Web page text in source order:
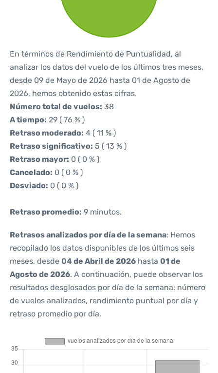
En términos de Rendimiento de Puntualidad, al
analizar los datos del vuelo de los últimos tres meses,
desde 09 de Mayo de 2026 hasta 01 de Agosto de
2026, hemos obtenido estas cifras.
Número total de vuelos: 38
A tiempo: 29 ( 76 % )
Retraso moderado: 4 ( 11 % )
Retraso significativo: 5 ( 13 % )
Retraso mayor: 0 ( 0 % )
Cancelado: 0 ( 0 % )
Desviado: 0 ( 0 % )
Retraso promedio: 9 minutos.
Retrasos analizados por día de la semana: Hemos
recopilado los datos disponibles de los últimos seis
meses, desde 04 de Abril de 2026 hasta 01 de
Agosto de 2026. A continuación, puede observar los
resultados desglosados por día de la semana: número
de vuelos analizados, rendimiento puntual por día y
retraso promedio por día.